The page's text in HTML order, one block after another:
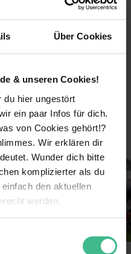
Über Cookies
& unseren Cookies!
du hier ungestört
ein paar Infos für dich.
von Cookies gehört!?
Wir erklären dir
Wunder dich bitte
komplizierter als du
den aktuellen
werden.
dein Praktikum aktiv
zum
Umwelt nachhaltig
für dich!
und arbeite im
Prämien durch deine
& erhalte nach